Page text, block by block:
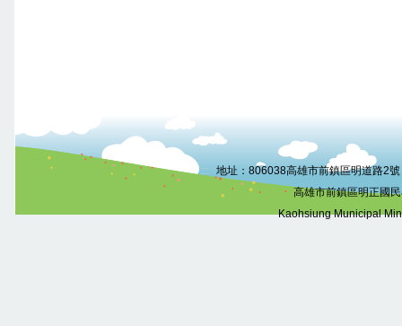
:::
地址：806038高雄市前鎮區明道路2
高雄市前鎮區明正國
Kaohsiung Municipal